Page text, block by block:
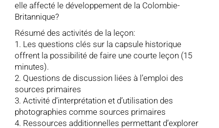
elle affecté le développement de la Colombie-
Britannique?
Résumé des activités de la leçon:
1. Les questions clés sur la capsule historique
offrent la possibilité de faire une courte leçon (15
minutes).
2. Questions de discussion liées à l’emploi des
sources primaires
3. Activité d’interprétation et d’utilisation des
photographies comme sources primaires
4. Ressources additionnelles permettant d’explorer